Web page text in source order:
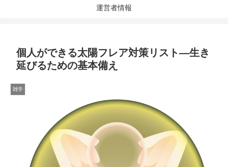
運営者情報
個人ができる太陽フレア対策リスト―生き
延びるための基本備え
雑学